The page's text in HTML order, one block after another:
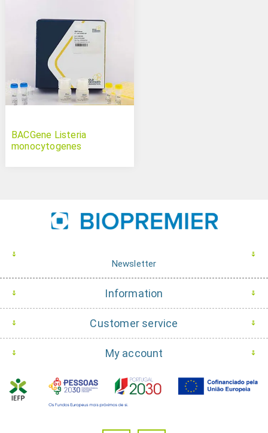
BACGene Listeria
monocytogenes
Newsletter
Information
Customer service
My account